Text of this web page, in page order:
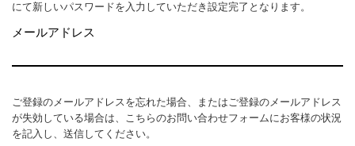
にて新しいパスワードを入力していただき設定完了となります。
メールアドレス
ご登録のメールアドレスを忘れた場合、またはご登録のメールアドレス
が失効している場合は、 こちらのお問い合わせフォームにお客様の状況
を記入し、送信してください。